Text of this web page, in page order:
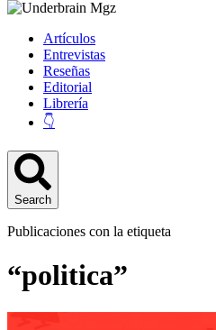
Artículos
Entrevistas
Reseñas
Editorial
Librería
👇
Search
Publicaciones con la etiqueta
“politica”